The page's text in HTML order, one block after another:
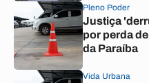
Pleno Poder
Justiça
por perda
da Paraíba
Vida Urbana